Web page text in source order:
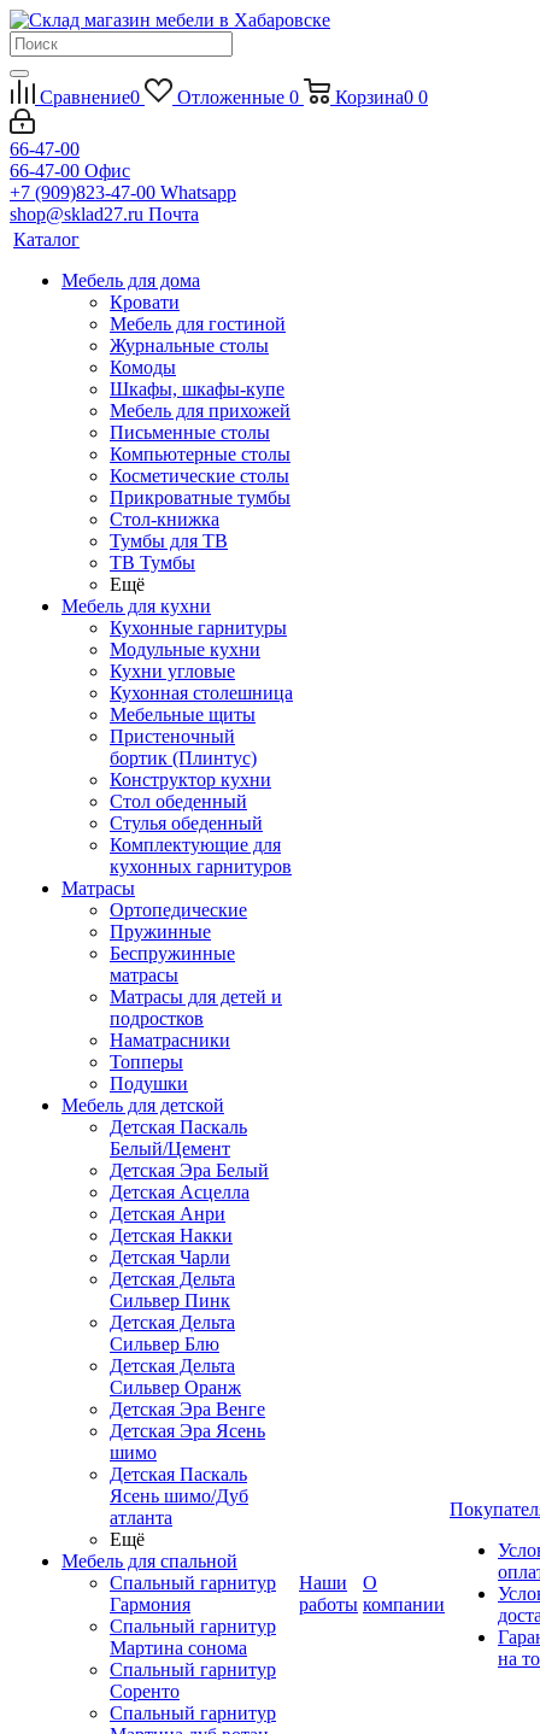
Сравнение0 Отложенные 0 Корзина0 0
66-47-00
66-47-00 Офис
+7 (909)823-47-00 Whatsapp
shop@sklad27.ru Почта
Каталог
Мебель для дома
Кровати
Мебель для гостиной
Журнальные столы
Комоды
Шкафы, шкафы-купе
Мебель для прихожей
Письменные столы
Компьютерные столы
Косметические столы
Прикроватные тумбы
Стол-книжка
Тумбы для ТВ
ТВ Тумбы
Ещё
Мебель для кухни
Кухонные гарнитуры
Модульные кухни
Кухни угловые
Кухонная столешница
Мебельные щиты
Пристеночный
бортик (Плинтус)
Конструктор кухни
Стол обеденный
Стулья обеденный
Комплектующие для
кухонных гарнитуров
Матраcы
Ортопедические
Пружинные
Беспружинные
матрасы
Матрасы для детей и
подростков
Наматрасники
Топперы
Подушки
Мебель для детской
Детская Паскаль
Белый/Цемент
Детская Эра Белый
Детская Асцелла
Детская Анри
Детская Накки
Детская Чарли
Детская Дельта
Сильвер Пинк
Детская Дельта
Сильвер Блю
Детская Дельта
Сильвер Оранж
Детская Эра Венге
Детская Эра Ясень
шимо
Детская Паскаль
Ясень шимо/Дуб
атланта
Ещё
Мебель для спальной
Спальный гарнитур
Гармония
Спальный гарнитур
Мартина сонома
Спальный гарнитур
Соренто
Спальный гарнитур
Наши
работы
О
компании
на